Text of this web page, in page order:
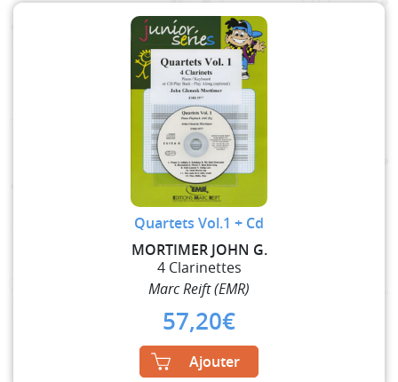
Quartets Vol.1 + Cd
MORTIMER JOHN G.
4 Clarinettes
Marc Reift (EMR)
57,20€
Ajouter